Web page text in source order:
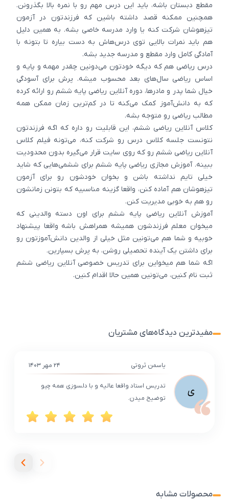
مقطع دبستان باشه، باید این درس مهم رو با نمره بالا بگذرونن.
همچنین ممکنه قصد داشته باشین که فرزندتون در آزمون
تیزهوشان شرکت کنه یا وارد مدرسه خاصی بشه. به همین دلیل
هم باید نمرات بالایی توی درس‌هاش به دست بیاره تا بتونه با
آمادگی کامل وارد مقطع و مدرسه جدید بشه.
درس ریاضی هم که دیگه خودتون می‌دونین چقدر مهمه و پایه و
اساس ریاضی سال‌های بعد محسوب میشه. پرش برای آسودگی
خیال شما پدر و مادرها، دوره آنلاین ریاضی پایه ششم رو ارائه کرده
که به دانش‌آموز کمک می‌کنه تا در کم‌ترین زمان ممکن همه
مطالب ریاضی رو متوجه بشه.
کلاس‌ آنلاین ریاضی ششم، این قابلیت رو داره که اگه فرزندتون
نتونست جلسه کلاس درس رو شرکت کنه، می‌تونه فیلم کلاس
آنلاین ریاضی ششم رو که روی سایت قرار می‌گیره بدون محدودیت
ببینه. آموزش مجازی ریاضی پایه ششم برای ششمی‌هایی که شاید
خیلی تایم نداشته باشن و بخوان خودشون رو برای آزمون
تیزهوشان هم آماده کنن، واقعا گزینه مناسبیه که بتونن زمانشون
رو هم به خوبی مدیریت کنن.
آموزش آنلاین ریاضی پایه ششم برای اون‌ دسته والدینی که
میخوان معلم فرزندشون همیشه همراهش باشه واقعا پیشنهاد
خوبیه و شما هم می‌تونین مثل خیلی از والدین دانش‌آموزتون رو
برای داشتن یک آینده تحصیلی روشن، به پرش بسپارین.
اگه شما هم میخواین برای تدریس خصوصی آنلاین ریاضی ششم
ثبت نام کنین، می‌تونین همین حالا اقدام کنین.
مفیدترین دیدگاه‌های مشتریان
ی
یاسمن ثروتی ۲۴ مهر ۱۴۰۳
تدریس استاد واقعا عالیه و با دلسوزی همه چیو
توضیح میدن.
محصولات مشابه